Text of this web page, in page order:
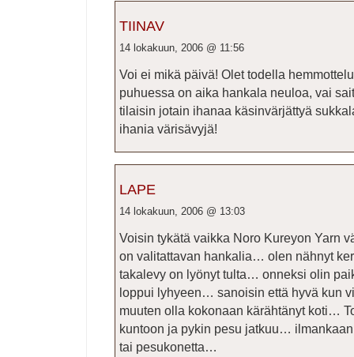
TIINAV
14 lokakuun, 2006 @ 11:56
Voi ei mikä päivä! Olet todella
puhuessa on aika hankala neuloa, vai
tilaisin jotain ihanaa käsinvärjättyä
ihania värisävyjä!
LAPE
14 lokakuun, 2006 @ 13:03
Voisin tykätä vaikka Noro Kureyon Yarn
on valitattavan hankalia… olen nähnyt
takalevy on lyönyt tulta… onneksi olin
loppui lyhyeen… sanoisin että hyvä kun
muuten olla kokonaan kärähtänyt koti…
kuntoon ja pykin pesu jatkuu…
tai pesukonetta…